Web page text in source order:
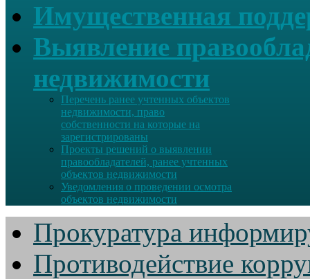
Имущественная
Выявление
недвижимости
Перечень ранее учтенных объектов
недвижимости, право
собственности на которые на
зарегистрированы
Проекты решений о выявлении
правообладателей, ранее учтенных
объектов недвижимости
Уведомления о проведении осмотра
объектов недвижимости
Прокуратура
Противодействие